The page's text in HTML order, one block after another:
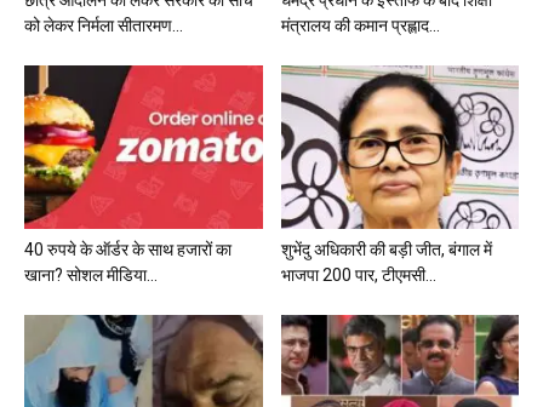
को लेकर निर्मला सीतारमण...
मंत्रालय की कमान प्रह्लाद...
40 रुपये के ऑर्डर के साथ हजारों का
खाना? सोशल मीडिया...
शुभेंदु अधिकारी की बड़ी जीत, बंगाल में
भाजपा 200 पार, टीएमसी...